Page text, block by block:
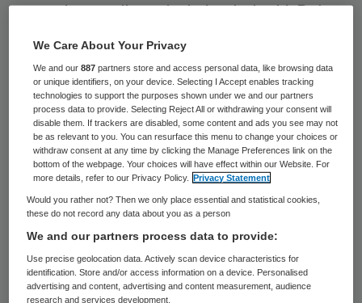
maanden na zijn vertrek doorbetaald. Dat
jaarverslag. Met de doorbetaling is ruim een
kwart miljoen euro gemoeid.
Geerlings legde in augustus vorig jaar zijn
functie als bestuursvoorzitter neer. Uit de
onlangs gedeponeerde jaarrekening blijkt
dat het ziekenhuis hem nog tot het einde
van het jaar doorbetaalde als ‘adviseur’. Hij
ontving daarbij zijn oude voorzitterssalaris.
Dat kostte het ziekenhuis 117.507 euro.
We Care About Your Privacy
We and our887 partners store and access personal data, like browsing data
or unique identifiers, on your device. Selecting I Accept enables tracking
technologies to support the purposes shown under we and our partners
process data to provide. Selecting Reject All or withdrawing your consent will
disable them. If trackers are disabled, some content and ads you see may not
be as relevant to you. You can resurface this menu to change your choices or
withdraw consent at any time by clicking the Manage Preferences link on the
bottom of the webpage. Your choices will have effect within our Website. For
more details, refer to our Privacy Policy.
Privacy Statement
Would you rather not? Then we only place essential and statistical cookies,
these do not record any data about you as a person
We and our partners process data to provide:
Use precise geolocation data. Actively scan device characteristics for
identification. Store and/or access information on a device. Personalised
advertising and content, advertising and content measurement, audience
research and services development.